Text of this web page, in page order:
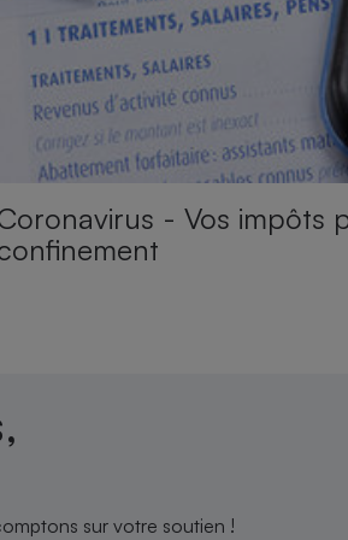
- Vos impôts
sur votre soutien !